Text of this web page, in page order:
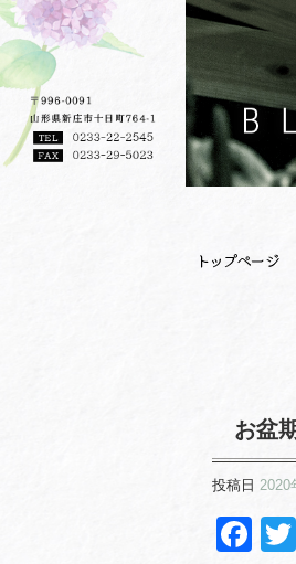
お盆
投稿日 2020